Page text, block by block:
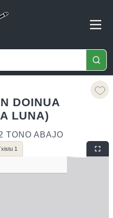
DOINUA
LUNA)
TONO ABAJO
1